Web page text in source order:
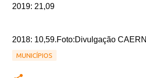
2019: 21,09
2018: 10,59.Foto:Divulgação CAERN
MUNICÍPIOS